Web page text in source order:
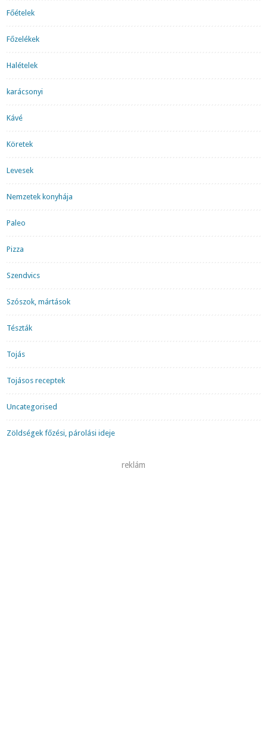
Főételek
Főzelékek
Halételek
karácsonyi
Kávé
Köretek
Levesek
Nemzetek konyhája
Paleo
Pizza
Szendvics
Szószok, mártások
Tészták
Tojás
Tojásos receptek
Uncategorised
Zöldségek főzési, párolási ideje
reklám